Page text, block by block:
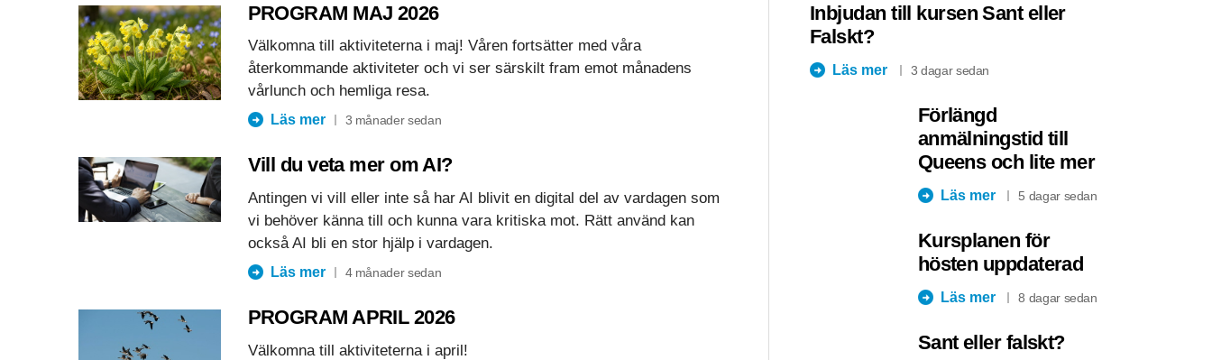
PROGRAM MAJ 2026
Välkomna till aktiviteterna i maj! Våren fortsätter med våra
återkommande aktiviteter och vi ser särskilt fram emot månadens
vårlunch och hemliga resa.
Läs mer 3 månader sedan
Vill du veta mer om AI?
Antingen vi vill eller inte så har AI blivit en digital del av vardagen som
vi behöver känna till och kunna vara kritiska mot. Rätt använd kan
också AI bli en stor hjälp i vardagen.
Läs mer 4 månader sedan
PROGRAM APRIL 2026
Välkomna till aktiviteterna i april!
Inbjudan till kursen Sant eller
Falskt?
Läs mer 3 dagar sedan
Förlängd
anmälningstid till
Queens och lite mer
Läs mer 5 dagar sedan
Kursplanen för
hösten uppdaterad
Läs mer 8 dagar sedan
Sant eller falskt?